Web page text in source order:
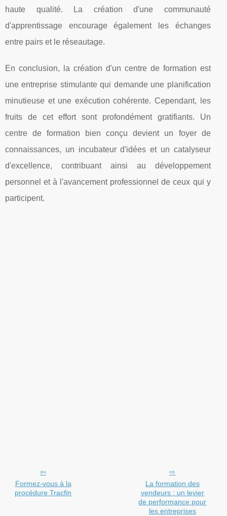
haute qualité. La création d'une communauté
d'apprentissage encourage également les échanges
entre pairs et le réseautage.
En conclusion, la création d'un centre de formation est
une entreprise stimulante qui demande une planification
minutieuse et une exécution cohérente. Cependant, les
fruits de cet effort sont profondément gratifiants. Un
centre de formation bien conçu devient un foyer de
connaissances, un incubateur d'idées et un catalyseur
d'excellence, contribuant ainsi au développement
personnel et à l'avancement professionnel de ceux qui y
participent.
Formez-vous à la
procédure Tracfin
La formation des
vendeurs : un levier
de performance pour
les entreprises